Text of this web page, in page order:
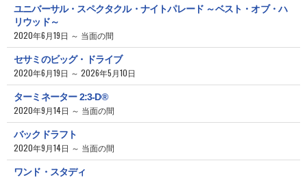
ユニバーサル・スペクタクル・ナイトパレード ～ベスト・オブ・ハ
リウッド～
2020年6月19日 ～ 当面の間
セサミのビッグ・ドライブ
2020年6月19日 ～ 2026年5月10日
ターミネーター 2:3-D®
2020年9月14日 ～ 当面の間
バックドラフト
2020年9月14日 ～ 当面の間
ワンド・スタディ